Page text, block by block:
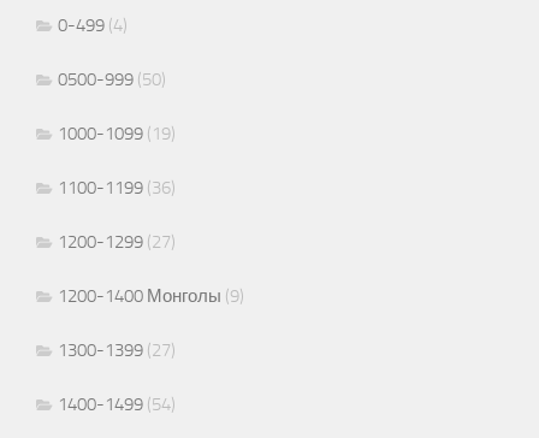
0-499 (4)
0500-999 (50)
1000-1099 (19)
1100-1199 (36)
1200-1299 (27)
1200-1400 Монголы (9)
1300-1399 (27)
1400-1499 (54)